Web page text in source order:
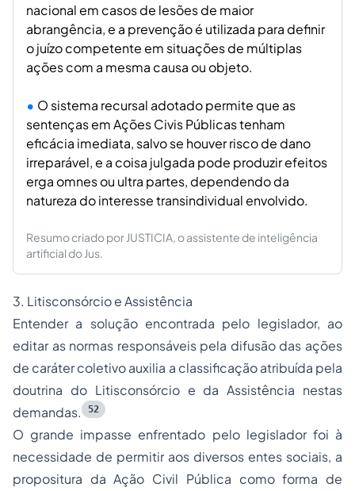
nacional em casos de lesões de maior
abrangência, e a prevenção é utilizada para definir
o juízo competente em situações de múltiplas
ações com a mesma causa ou objeto.
O sistema recursal adotado permite que as
sentenças em Ações Civis Públicas tenham
eficácia imediata, salvo se houver risco de dano
irreparável, e a coisa julgada pode produzir efeitos
erga omnes ou ultra partes, dependendo da
natureza do interesse transindividual envolvido.
Resumo criado por JUSTICIA, o assistente de inteligência
artificial do Jus.
3. Litisconsórcio e Assistência
Entender a solução encontrada pelo legislador, ao
editar as normas responsáveis pela difusão das ações
de caráter coletivo auxilia a classificação atribuída pela
doutrina do Litisconsórcio e da Assistência nestas
demandas.
52
O grande impasse enfrentado pelo legislador foi à
necessidade de permitir aos diversos entes sociais, a
propositura da Ação Civil Pública como forma de